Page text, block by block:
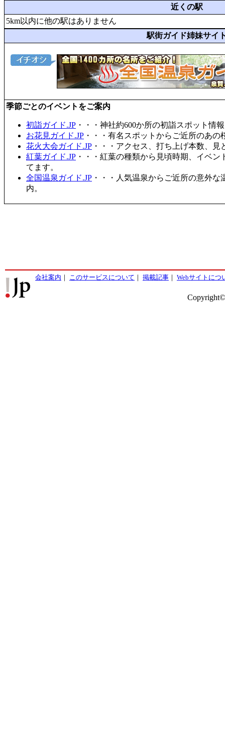
近くの駅
5km以内に他の駅はありません
駅街ガイド姉妹サイ
季節ごとのイベントをご案内
初詣ガイド.JP ・・・神社約600か所の初詣スポット情
お花見ガイド.JP ・・・有名スポットからご近所のあ
花火大会ガイド.JP ・・・アクセス、打ち上げ本数、
紅葉ガイド.JP ・・・紅葉の種類から見頃時期、イベ
てます。
全国温泉ガイド.JP ・・・人気温泉からご近所の意外
内。
会社案内 ｜ このサービスについて ｜ 掲載記事 ｜ Webサイトにつ